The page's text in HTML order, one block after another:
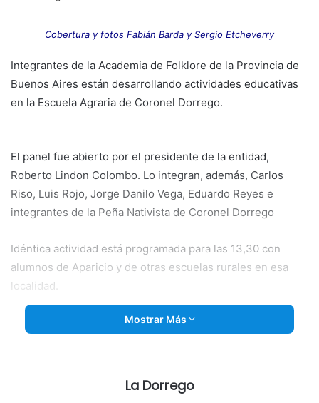
Cobertura y fotos Fabián Barda y Sergio Etcheverry
Integrantes de la Academia de Folklore de la Provincia de
Buenos Aires están desarrollando actividades educativas
en la Escuela Agraria de Coronel Dorrego.
El panel fue abierto por el presidente de la entidad,
Roberto Lindon Colombo. Lo integran, además, Carlos
Riso, Luis Rojo, Jorge Danilo Vega, Eduardo Reyes e
integrantes de la Peña Nativista de Coronel Dorrego
Idéntica actividad está programada para las 13,30 con
alumnos de Aparicio y de otras escuelas rurales en esa
localidad.
Esta mañana visitaron los estudios de
Mostrar Más
La Dorrego